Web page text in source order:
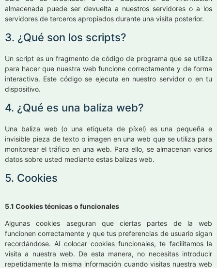
almacenada puede ser devuelta a nuestros servidores o a los
servidores de terceros apropiados durante una visita posterior.
3. ¿Qué son los scripts?
Un script es un fragmento de código de programa que se utiliza
para hacer que nuestra web funcione correctamente y de forma
interactiva. Este código se ejecuta en nuestro servidor o en tu
dispositivo.
4. ¿Qué es una baliza web?
Una baliza web (o una etiqueta de píxel) es una pequeña e
invisible pieza de texto o imagen en una web que se utiliza para
monitorear el tráfico en una web. Para ello, se almacenan varios
datos sobre usted mediante estas balizas web.
5. Cookies
5.1 Cookies técnicas o funcionales
Algunas cookies aseguran que ciertas partes de la web
funcionen correctamente y que tus preferencias de usuario sigan
recordándose. Al colocar cookies funcionales, te facilitamos la
visita a nuestra web. De esta manera, no necesitas introducir
repetidamente la misma información cuando visitas nuestra web